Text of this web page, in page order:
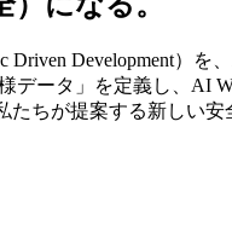
Driven Development）を
データ」を定義し、AI
ちが提案する新しい安